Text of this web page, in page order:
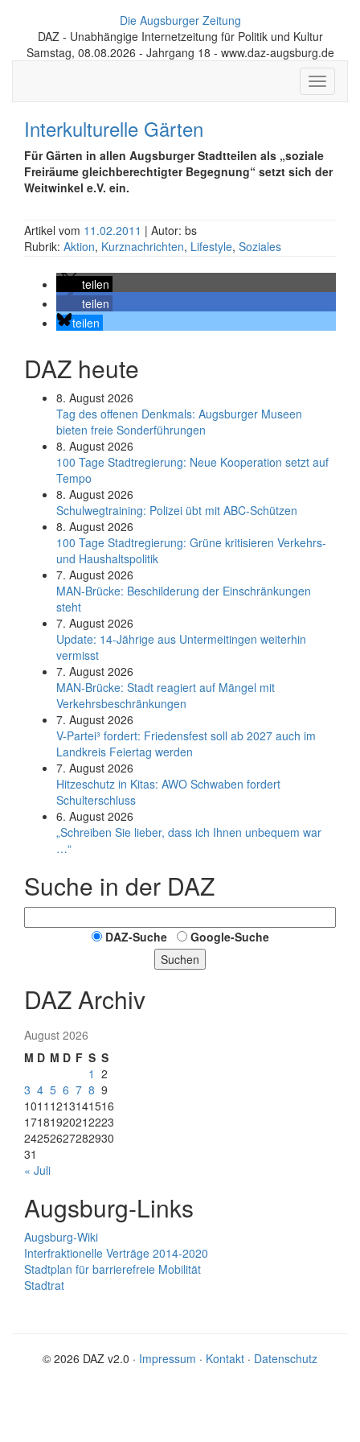
Die Augsburger Zeitung
DAZ - Unabhängige Internetzeitung für Politik und Kultur
Samstag, 08.08.2026 - Jahrgang 18 - www.daz-augsburg.de
Toggle
Interkulturelle Gärten
Für Gärten in allen Augsburger Stadtteilen als „soziale
Freiräume gleichberechtigter Begegnung“ setzt sich der
Weitwinkel e.V. ein.
Artikel vom 11.02.2011 | Autor: bs
Rubrik: Aktion, Kurznachrichten, Lifestyle, Soziales
teilen
teilen
teilen
DAZ heute
8. August 2026
Tag des offenen Denkmals: Augsburger Museen
bieten freie Sonderführungen
8. August 2026
100 Tage Stadtregierung: Neue Kooperation setzt auf
Tempo
8. August 2026
Schul­weg­trai­ning: Poli­zei übt mit ABC-Schüt­zen
8. August 2026
100 Tage Stadtregierung: Grüne kritisieren Verkehrs-
und Haushaltspolitik
7. August 2026
MAN-Brücke: Beschilderung der Einschränkungen
steht
7. August 2026
Update: 14-Jährige aus Untermeitingen weiterhin
vermisst
7. August 2026
MAN-Brücke: Stadt reagiert auf Mängel mit
Verkehrsbeschränkungen
7. August 2026
V-Partei­³ fordert: Friedens­fest soll ab 2027 auch im
Land­kreis Feier­tag werden
7. August 2026
Hitzeschutz in Kitas: AWO Schwaben fordert
Schulterschluss
6. August 2026
„Schreiben Sie lieber, dass ich Ihnen unbequem war
…“
Suche in der DAZ
DAZ-Suche
Google-Suche
Suchen
DAZ Archiv
August 2026
M D M D F S S
1 2
3 4 5 6 7 8 9
1011 1213141516
17181920212223
24252627282930
31
« Juli
Augsburg-Links
Augsburg-Wiki
Interfraktionelle Verträge 2014-2020
Stadtplan für barrierefreie Mobilität
Stadtrat
© 2026 DAZ v2.0 · Impressum · Kontakt · Datenschutz